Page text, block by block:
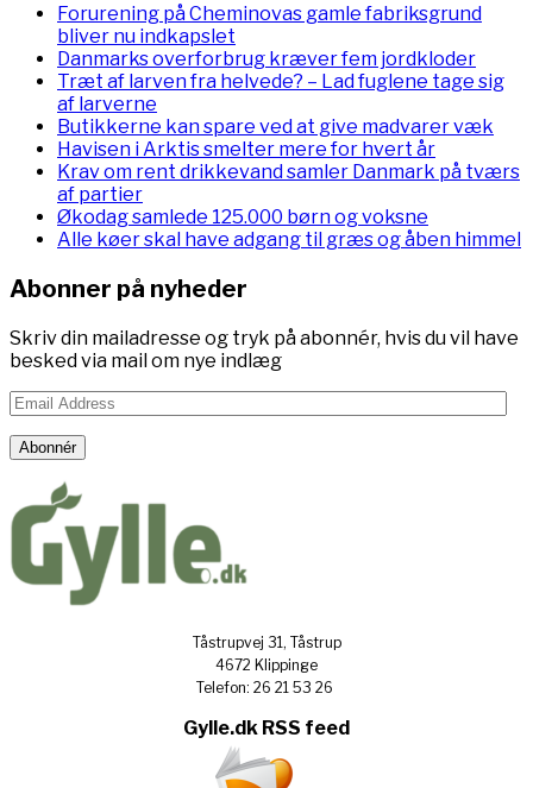
Forurening på Cheminovas gamle fabriksgrund
bliver nu indkapslet
Danmarks overforbrug kræver fem jordkloder
Træt af larven fra helvede? – Lad fuglene tage sig
af larverne
Butikkerne kan spare ved at give madvarer væk
Havisen i Arktis smelter mere for hvert år
Krav om rent drikkevand samler Danmark på tværs
af partier
Økodag samlede 125.000 børn og voksne
Alle køer skal have adgang til græs og åben himmel
Abonner på nyheder
Skriv din mailadresse og tryk på abonnér, hvis du vil have
besked via mail om nye indlæg
Email
Address
Abonnér
Tåstrupvej 31, Tåstrup
4672 Klippinge
Telefon: 26 21 53 26
Gylle.dk RSS feed